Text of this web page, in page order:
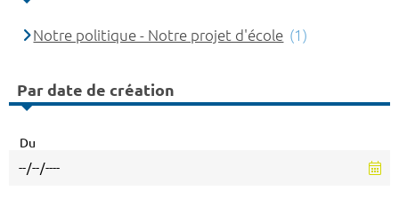
Notre politique - Notre projet d'école (1)
Par date de création
Du